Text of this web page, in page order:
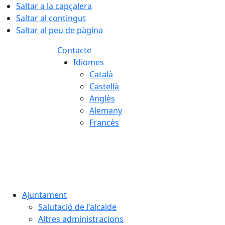
Saltar a la capçalera
Saltar al contingut
Saltar al peu de pàgina
Contacte
Idiomes
Català
Castellà
Anglès
Alemany
Francès
Ajuntament
Salutació de l'alcalde
Altres administracions